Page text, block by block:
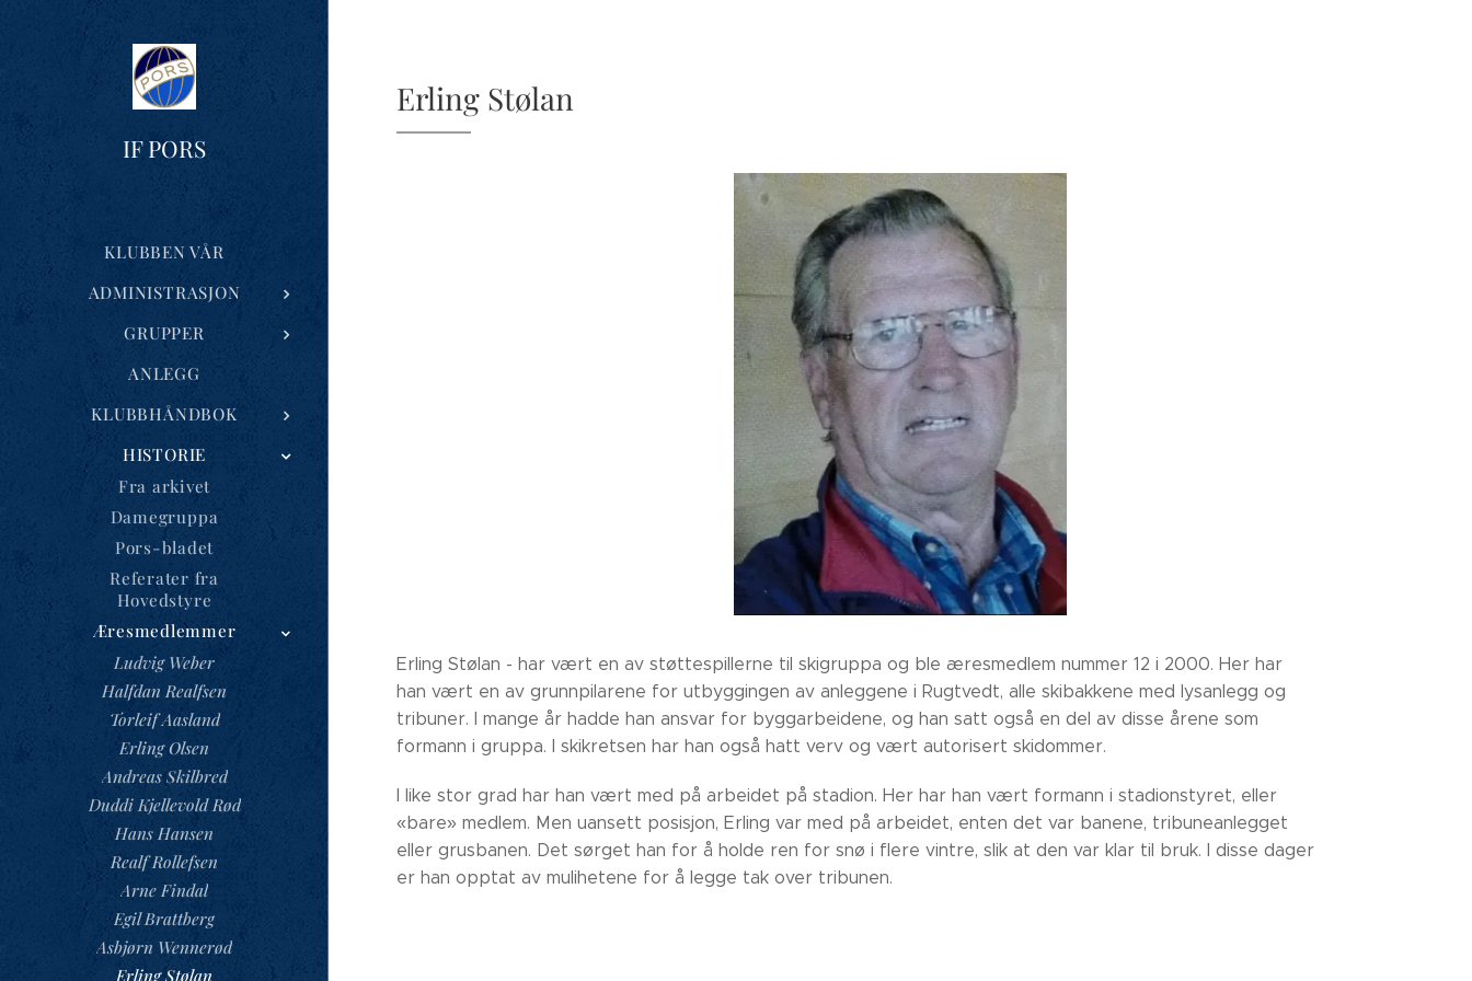
IF PORS
KLUBBEN VÅR
ADMINISTRASJON
GRUPPER
ANLEGG
KLUBBHÅNDBOK
HISTORIE
Fra arkivet
Damegruppa
Pors-bladet
Referater fra
Hovedstyre
Æresmedlemmer
Ludvig Weber
Halfdan Realfsen
Torleif Aasland
Erling Olsen
Andreas Skilbred
Duddi Kjellevold Rød
Hans Hansen
Realf Rollefsen
Arne Findal
Egil Brattberg
Asbjørn Wennerød
Erling Stølan
Erling Stølan
Erling Stølan - har vært en av støttespillerne til skigruppa og ble æresmedlem nummer 12 i 2000. Her har
han vært en av grunnpilarene for utbyggingen av anleggene i Rugtvedt, alle skibakkene med lysanlegg og
tribuner. I mange år hadde han ansvar for byggarbeidene, og han satt også en del av disse årene som
formann i gruppa. I skikretsen har han også hatt verv og vært autorisert skidommer.
I like stor grad har han vært med på arbeidet på stadion. Her har han vært formann i stadionstyret, eller
«bare» medlem. Men uansett posisjon, Erling var med på arbeidet, enten det var banene, tribuneanlegget
eller grusbanen. Det sørget han for å holde ren for snø i flere vintre, slik at den var klar til bruk. I disse dager
er han opptat av mulihetene for å legge tak over tribunen.